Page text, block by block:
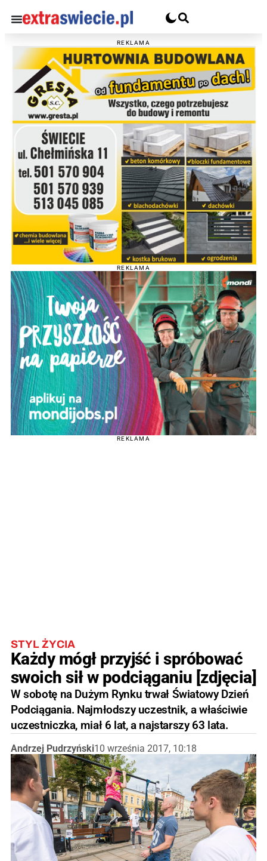
REKLAMA
REKLAMA
REKLAMA
STYL ŻYCIA
Każdy mógł przyjść i spróbować
swoich sił w podciąganiu [zdjęcia]
W sobotę na Dużym Rynku trwał Światowy Dzień
Podciągania. Najmłodszy uczestnik, a właściwie
uczestniczka, miał 6 lat, a najstarszy 63 lata.
Andrzej Pudrzyński10 września 2017, 10:18